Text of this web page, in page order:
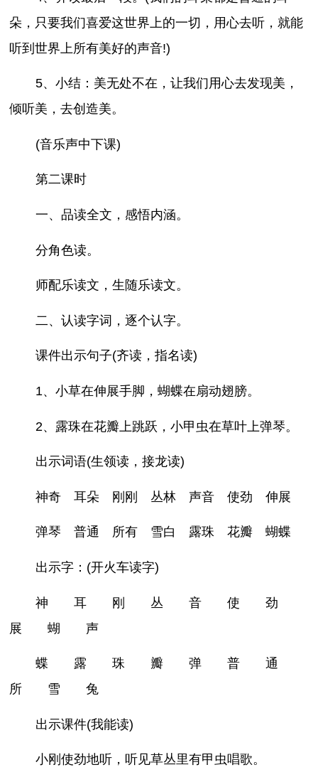
朵，只要我们喜爱这世界上的一切，用心去听，就能
听到世界上所有美好的声音!)
5、小结：美无处不在，让我们用心去发现美，
倾听美，去创造美。
(音乐声中下课)
第二课时
一、品读全文，感悟内涵。
分角色读。
师配乐读文，生随乐读文。
二、认读字词，逐个认字。
课件出示句子(齐读，指名读)
1、小草在伸展手脚，蝴蝶在扇动翅膀。
2、露珠在花瓣上跳跃，小甲虫在草叶上弹琴。
出示词语(生领读，接龙读)
神奇 耳朵 刚刚 丛林 声音 使劲 伸展
弹琴 普通 所有 雪白 露珠 花瓣 蝴蝶
出示字：(开火车读字)
神 耳 刚 丛 音 使 劲
展 蝴 声
蝶 露 珠 瓣 弹 普 通
所 雪 兔
出示课件(我能读)
小刚使劲地听，听见草丛里有甲虫唱歌。